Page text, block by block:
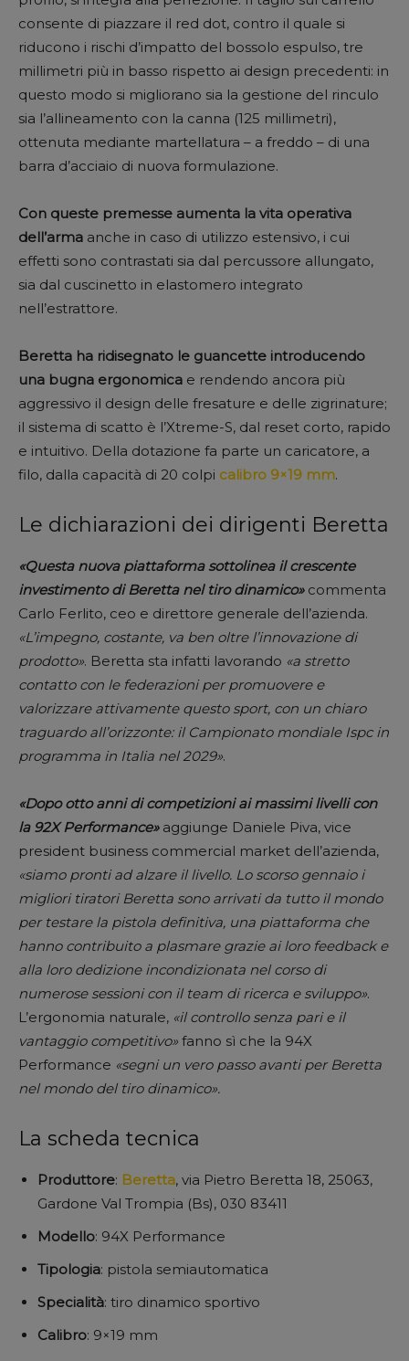
consente di piazzare il red dot, contro il quale si
riducono i rischi d’impatto del bossolo espulso, tre
millimetri più in basso rispetto ai design precedenti: in
questo modo si migliorano sia la gestione del rinculo
sia l’allineamento con la canna (125 millimetri),
ottenuta mediante martellatura – a freddo – di una
barra d’acciaio di nuova formulazione.
Con queste premesse aumenta la vita operativa
dell’arma anche in caso di utilizzo estensivo, i cui
effetti sono contrastati sia dal percussore allungato,
sia dal cuscinetto in elastomero integrato
nell’estrattore.
Beretta ha ridisegnato le guancette introducendo
una bugna ergonomica e rendendo ancora più
aggressivo il design delle fresature e delle zigrinature;
il sistema di scatto è l’Xtreme-S, dal reset corto, rapido
e intuitivo. Della dotazione fa parte un caricatore, a
filo, dalla capacità di 20 colpi calibro 9×19 mm.
Le dichiarazioni dei dirigenti Beretta
«Questa nuova piattaforma sottolinea il crescente
investimento di Beretta nel tiro dinamico»commenta
Carlo Ferlito, ceo e direttore generale dell’azienda.
«L’impegno, costante, va ben oltre l’innovazione di
prodotto». Beretta sta infatti lavorando «a stretto
contatto con le federazioni per promuovere e
valorizzare attivamente questo sport, con un chiaro
traguardo all’orizzonte: il Campionato mondiale Ispc in
programma in Italia nel 2029».
«Dopo otto anni di competizioni ai massimi livelli con
la 92X Performance»aggiunge Daniele Piva, vice
president business commercial market dell’azienda,
«siamo pronti ad alzare il livello. Lo scorso gennaio i
migliori tiratori Beretta sono arrivati da tutto il mondo
per testare la pistola definitiva, una piattaforma che
hanno contribuito a plasmare grazie ai loro feedback e
alla loro dedizione incondizionata nel corso di
numerose sessioni con il team di ricerca e sviluppo».
L’ergonomia naturale, «il controllo senza pari e il
vantaggio competitivo» fanno sì che la 94X
Performance «segni un vero passo avanti per Beretta
nel mondo del tiro dinamico».
La scheda tecnica
Produttore: Beretta, via Pietro Beretta 18, 25063,
Gardone Val Trompia (Bs), 030 83411
Modello: 94X Performance
Tipologia: pistola semiautomatica
Specialità: tiro dinamico sportivo
Calibro: 9×19 mm